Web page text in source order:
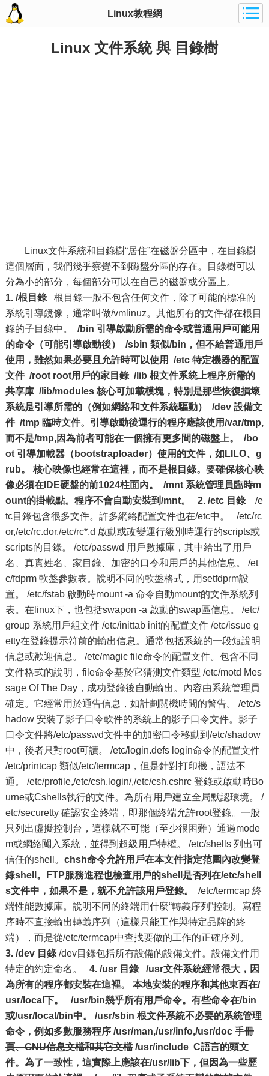
Linux教程網
Linux 文件系統 與 目錄樹
Linux文件系統和目錄樹“居住”在磁盤分區中，在目錄樹
這個層面，我們幾乎察覺不到磁盤分區的存在。目錄樹可以
分為小的部分，每個部分可以在自己的磁盤或分區上。
1. /根目錄根目錄一般不包含任何文件，除了可能的標准的
系統引導鏡像，通常叫做/vmlinuz。其他所有的文件都在根目
錄的子目錄中。 /bin 引導啟動所需的命令或普通用戶可能用
的命令（可能引導啟動後）
/sbin 類似/bin，但不給普通用戶
使用，雖然如果必要且允許時可以使用
/etc 特定機器的配置
文件 /root root用戶的家目錄 /lib 根文件系統上程序所需的
共享庫 /lib/modules 核心可加載模塊，特別是那些恢復損壞
系統是引導所需的（例如網絡和文件系統驅動）
/dev 設備文
件 /tmp 臨時文件。引導啟動後運行的程序應該使用/var/tmp,
而不是/tmp,因為前者可能在一個擁有更多間的磁盤上。
/bo
ot 引導加載器（bootstraploader）使用的文件，如LILO、g
rub。 核心映像也經常在這裡，而不是根目錄。要確保核心映
像必須在IDE硬盤的前1024柱面內。
/mnt 系統管理員臨時m
ount的掛載點。程序不會自動安裝到/mnt。
2. /etc 目錄/e
tc目錄包含很多文件。許多網絡配置文件也在/etc中。 /etc/rc
or,/etc/rc.dor,/etc/rc*.d 啟動或改變運行級別時運行的scripts或
scripts的目錄。 /etc/passwd 用戶數據庫，其中給出了用戶
名、真實姓名、家目錄、加密的口令和用戶的其他信息。 /et
c/fdprm 軟盤參數表。說明不同的軟盤格式，用setfdprm設
置。 /etc/fstab 啟動時mount -a 命令自動mount的文件系統列
表。在linux下，也包括swapon -a 啟動的swap區信息。 /etc/
group 系統用戶組文件 /etc/inittab init的配置文件 /etc/issue g
etty在登錄提示符前的輸出信息。通常包括系統的一段短說明
信息或歡迎信息。 /etc/magic file命令的配置文件。包含不同
文件格式的說明，file命令基於它猜測文件類型 /etc/motd Mes
sage Of The Day，成功登錄後自動輸出。內容由系統管理員
確定。它經常用於通告信息，如計劃關機時間的警告。 /etc/s
hadow 安裝了影子口令軟件的系統上的影子口令文件。影子
口令文件將/etc/passwd文件中的加密口令移動到/etc/shadow
中，後者只對root可讀。 /etc/login.defs login命令的配置文件
/etc/printcap 類似/etc/termcap，但是針對打印機，語法不
通。 /etc/profile,/etc/csh.login/,/etc/csh.cshrc 登錄或啟動時Bo
urne或Cshells執行的文件。為所有用戶建立全局默認環境。 /
etc/securetty 確認安全終端，即那個終端允許root登錄。一般
只列出虛擬控制台，這樣就不可能（至少很困難）通過mode
m或網絡闖入系統，並得到超級用戶特權。 /etc/shells 列出可
信任的shell。 chsh命令允許用戶在本文件指定范圍內改變登
錄shell。FTP服務進程也檢查用戶的shell是否列在/etc/shell
s文件中，如果不是，就不允許該用戶登錄。
/etc/termcap 終
端性能數據庫。說明不同的終端用什麼“轉義序列”控制。寫程
序時不直接輸出轉義序列（這樣只能工作與特定品牌的終
端），而是從/etc/termcap中查找要做的工作的正確序列。
3. /dev 目錄/dev目錄包括所有設備的設備文件。設備文件用
特定的約定命名。 4. /usr 目錄
/usr文件系統經常很大，因
為所有的程序都安裝在這裡。 本地安裝的程序和其他東西在/
usr/local下。
/usr/bin幾乎所有用戶命令。有些命令在/bin
或/usr/local/bin中。
/usr/sbin 根文件系統不必要的系統管理
命令，例如多數服務程序 /usr/man,/usr/info,/usr/doc 手冊
頁、GNU信息文檔和其它文檔 /usr/include C語言的頭文
件。為了一致性，這實際上應該在/usr/lib下，但因為一些歷